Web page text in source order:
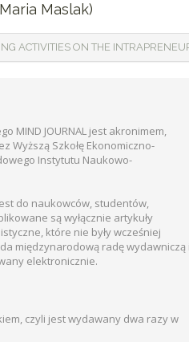
Maslak)
ACTIVITIES ON THE
MIND JOURNAL jest akronimem,
Wyższą Szkołę Ekonomiczno-
Instytutu Naukowo-
do naukowców, studentów,
są wyłącznie artykuły
które nie były wcześniej
międzynarodową radę wydawniczą i
elektronicznie.
czyli jest wydawany dwa razy w